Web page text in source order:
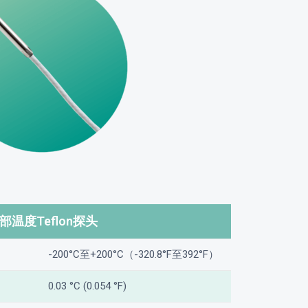
温度Teflon探头
-200°C至+200°C（-320.8°F至392°F）
0.03 °C (0.054 °F)